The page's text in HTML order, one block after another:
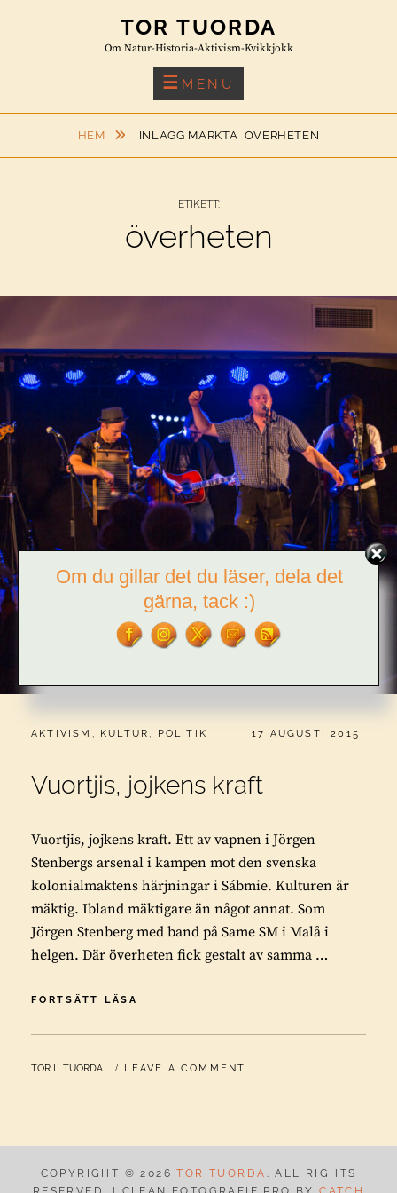
TOR TUORDA
Om Natur-Historia-Aktivism-Kvikkjokk
MENU
HEM INLÄGG MÄRKTA ÖVERHETEN
ETIKETT:
överheten
CATEGORIES:
AKTIVISM , KULTUR , POLITIK PUBLICERAT
17 AUGUSTI 2015
Vuortjis, jojkens kraft
Vuortjis, jojkens kraft. Ett av vapnen i Jörgen
Stenbergs arsenal i kampen mot den svenska
kolonialmaktens härjningar i Sábmie. Kulturen är
mäktig. Ibland mäktigare än något annat. Som
Jörgen Stenberg med band på Same SM i Malå i
helgen. Där överheten fick gestalt av samma …
FORTSÄTT LÄSA
KRAFT
BY
TOR L. TUORDA LEAVE A COMMENT
COPYRIGHT © 2026TOR TUORDA . ALL RIGHTS
Om du gillar det du läser, dela det
gärna, tack :)